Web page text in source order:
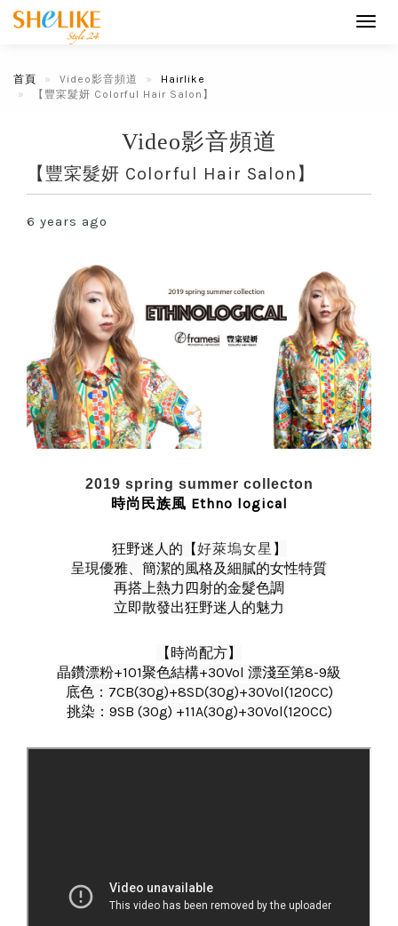
首頁 Video影音頻道
Hairlike
【豐寀髮妍 Colorful Hair Salon】
Video影音頻道
【豐寀髮妍 Colorful Hair Salon】
6 years ago
2019 spring summer collecton
時尚民族風 Ethno logical
狂野迷人的【好萊塢女星 】
呈現優雅、簡潔的風格及細膩的女性特質
再搭上熱力四射的金髮色調
立即散發出狂野迷人的魅力
【時尚配方】
晶鑽漂粉+101聚色結構+30Vol 漂淺至第8-9級
底色：7CB(30g)+8SD(30g)+30Vol(120CC)
挑染：9SB (30g) +11A(30g)+30Vol(120CC)